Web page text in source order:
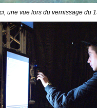
une vue lors du vernissage du